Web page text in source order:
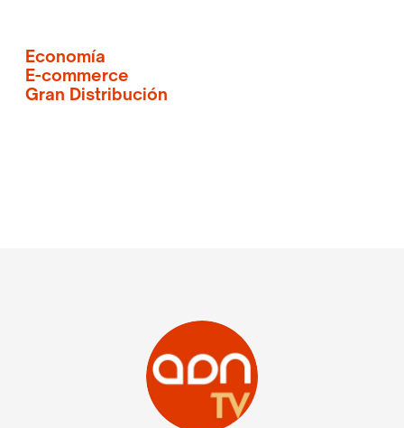
Economía
E-commerce
Gran Distribución